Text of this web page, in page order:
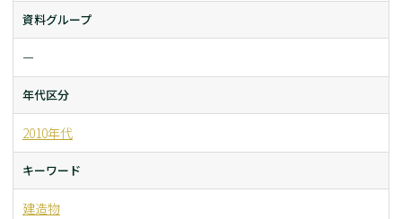
資料グループ
ー
年代区分
2010年代
キーワード
建造物